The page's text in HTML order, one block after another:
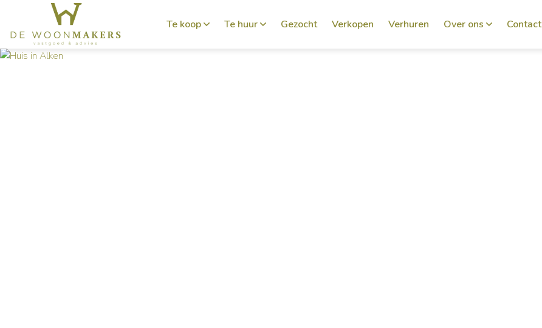
Te koop Te huur Gezocht Verkopen Verhuren Over ons Contact